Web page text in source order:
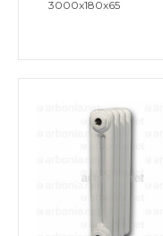
3000x180x65